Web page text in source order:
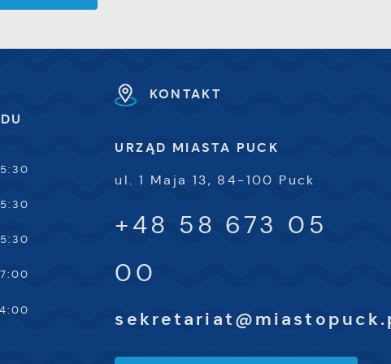
KONTAKT
URZĄD MIASTA PUCK
ul. 1 Maja 13, 84-100 Puck
+48 58 673 05
00